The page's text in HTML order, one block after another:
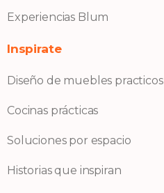
Experiencias Blum
Inspirate
Diseño de muebles practicos
Cocinas prácticas
Soluciones por espacio
Historias que inspiran